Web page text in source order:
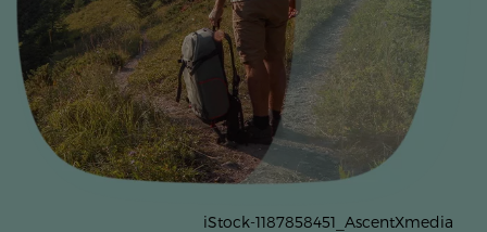
iStock-1187858451_AscentXmedia